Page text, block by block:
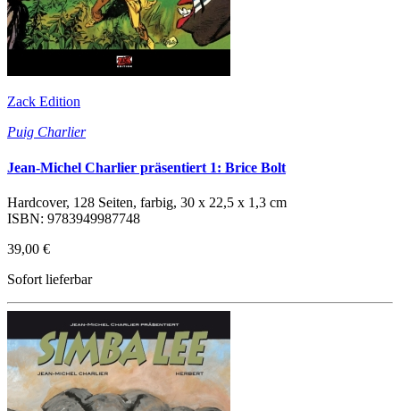
Zack Edition
Puig Charlier
Jean-Michel Charlier präsentiert 1: Brice Bolt
Hardcover, 128 Seiten, farbig, 30 x 22,5 x 1,3 cm
ISBN: 9783949987748
39,00 €
Sofort lieferbar